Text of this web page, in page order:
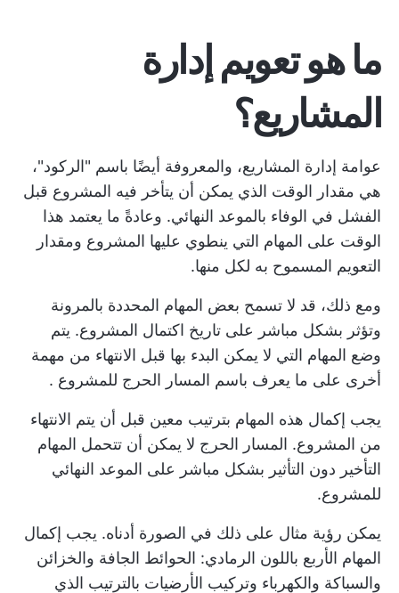
ما هو تعويم إدارة
المشاريع؟
عوامة إدارة المشاريع، والمعروفة أيضًا باسم "الركود"،
هي مقدار الوقت الذي يمكن أن يتأخر فيه المشروع قبل
الفشل في الوفاء بالموعد النهائي. وعادةً ما يعتمد هذا
الوقت على المهام التي ينطوي عليها المشروع ومقدار
التعويم المسموح به لكل منها.
ومع ذلك، قد لا تسمح بعض المهام المحددة بالمرونة
وتؤثر بشكل مباشر على تاريخ اكتمال المشروع. يتم
وضع المهام التي لا يمكن البدء بها قبل الانتهاء من مهمة
أخرى على ما يعرف باسم المسار الحرج للمشروع .
يجب إكمال هذه المهام بترتيب معين قبل أن يتم الانتهاء
من المشروع. المسار الحرج لا يمكن أن تتحمل المهام
التأخير دون التأثير بشكل مباشر على الموعد النهائي
للمشروع.
يمكن رؤية مثال على ذلك في الصورة أدناه. يجب إكمال
المهام الأربع باللون الرمادي: الحوائط الجافة والخزائن
والسباكة والكهرباء وتركيب الأرضيات بالترتيب الذي